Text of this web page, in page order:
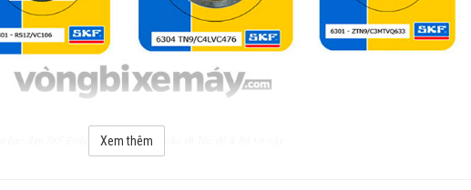
bạc đạn SKF Enduro - Đáp ứng nhu cầu về Tốc độ & Độ tin cậy
Xem thêm